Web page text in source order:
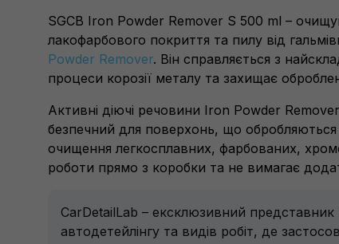
SGCB Iron Powder Remover S 500 ml –
лакофарбового покриття та пилу від
Powder Remover. Він справляється з
процеси корозії металу та захищає
Активні діючі речовини Iron Powder
безпечний для поверхонь, що
очищення легкосплавних, фарбованих,
роботи прямо з коробки та не вимагає
CarDetailLab – ексклюзивний представник
автодетейлінгу та видів робіт, де